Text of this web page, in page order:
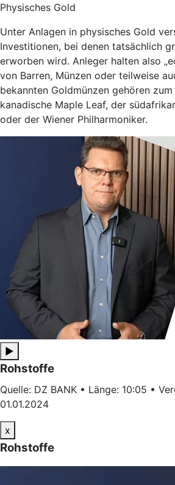
Physisches Gold
Unter Anlagen in physisches Gold
Investitionen, bei denen tatsächlich
erworben wird. Anleger halten also
von Barren, Münzen oder teilweise
bekannten Goldmünzen gehören
kanadische Maple Leaf, der
oder der Wiener Philharmoniker.
▶
Rohstoffe
Quelle: DZ BANK • Länge: 10:05 •
01.01.2024
x
Rohstoffe